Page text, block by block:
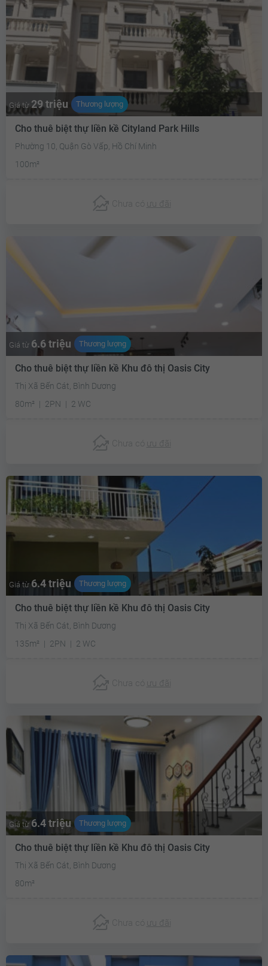
Giá từ 29 triệu Thương lượng
Cho thuê biệt thự liền kề Cityland Park Hills
Phường 10, Quận Gò Vấp, Hồ Chí Minh
100m²
Chưa có ưu đãi
Giá từ 6.6 triệu Thương lượng
Cho thuê biệt thự liền kề Khu đô thị Oasis City
Thị Xã Bến Cát, Bình Dương
80m²
2PN 2 WC
Chưa có ưu đãi
Giá từ 6.4 triệu Thương lượng
Cho thuê biệt thự liền kề Khu đô thị Oasis City
Thị Xã Bến Cát, Bình Dương
135m²
2PN 2 WC
Chưa có ưu đãi
Giá từ 6.4 triệu Thương lượng
Cho thuê biệt thự liền kề Khu đô thị Oasis City
Thị Xã Bến Cát, Bình Dương
80m²
Chưa có ưu đãi